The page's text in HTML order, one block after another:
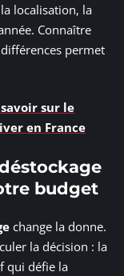
localisation, la
Connaître
permet
sur le
en France
budget
change la donne.
la décision : la
qui défie la